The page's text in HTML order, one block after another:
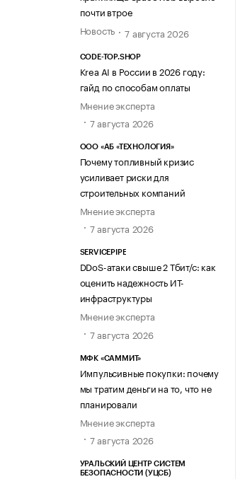
почти втрое
Новость
7 августа 2026
CODE-TOP.SHOP
Krea AI в России в 2026 году:
гайд по способам оплаты
Мнение эксперта
7 августа 2026
ООО «АБ «ТЕХНОЛОГИЯ»
Почему топливный кризис
усиливает риски для
строительных компаний
Мнение эксперта
7 августа 2026
SERVICEPIPE
DDoS-атаки свыше 2 Тбит/с: как
оценить надежность ИТ-
инфраструктуры
Мнение эксперта
7 августа 2026
МФК «САММИТ»
Импульсивные покупки: почему
мы тратим деньги на то, что не
планировали
Мнение эксперта
7 августа 2026
УРАЛЬСКИЙ ЦЕНТР СИСТЕМ
БЕЗОПАСНОСТИ (УЦСБ)